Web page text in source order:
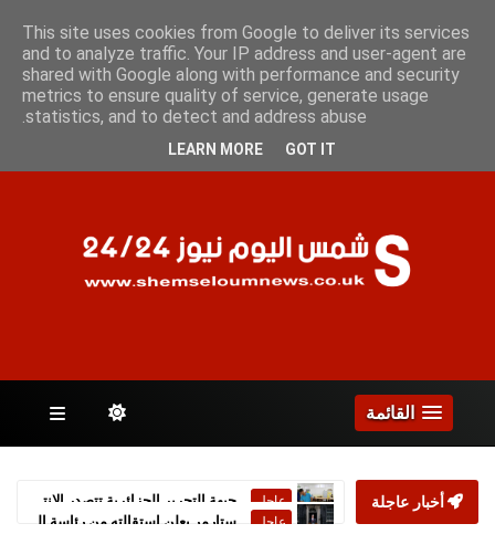
السبت 8 أغسطس 2026
الصفحات
القائمة
أخبار عاجلة عاجل
This site uses cookies from Google to deliver its services
and to analyze traffic. Your IP address and user-agent are
shared with Google along with performance and security
metrics to ensure quality of service, generate usage
statistics, and to detect and address abuse.
LEARN MORE GOT IT